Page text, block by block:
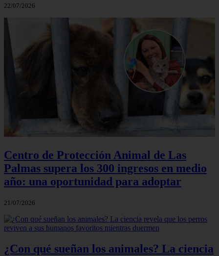
22/07/2026
Centro de Protección Animal de Las
Palmas supera los 300 ingresos en medio
año: una oportunidad para adoptar
21/07/2026
¿Con qué sueñan los animales? La ciencia